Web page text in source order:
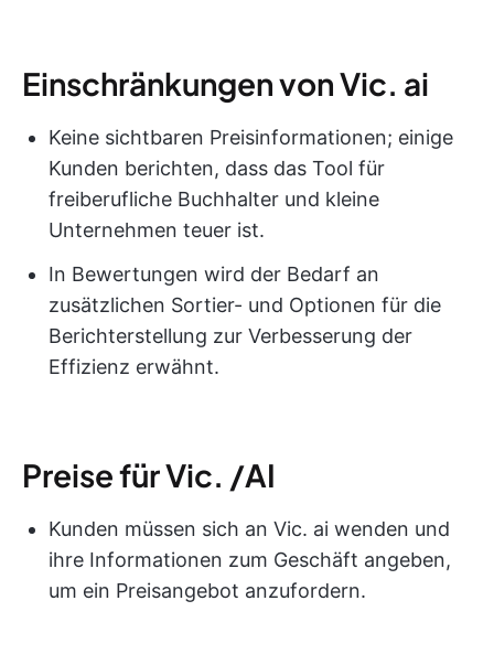
Einschränkungen von Vic. ai
Keine sichtbaren Preisinformationen; einige
Kunden berichten, dass das Tool für
freiberufliche Buchhalter und kleine
Unternehmen teuer ist.
In Bewertungen wird der Bedarf an
zusätzlichen Sortier- und Optionen für die
Berichterstellung zur Verbesserung der
Effizienz erwähnt.
Preise für Vic. /AI
Kunden müssen sich an Vic. ai wenden und
ihre Informationen zum Geschäft angeben,
um ein Preisangebot anzufordern.